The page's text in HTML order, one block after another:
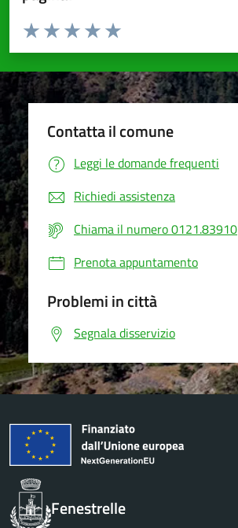
Valuta da 1 a 5 stelle la pagina
Valuta 5 stelle su 5
Valuta 4 stelle su 5
Valuta 3 stelle su 5
Valuta 2 stelle su 5
Valuta 1 stelle su 5
Contatta il comune
Leggi le domande frequenti
Richiedi assistenza
Chiama il numero 0121.83910
Prenota appuntamento
Problemi in città
Segnala disservizio
Fenestrelle